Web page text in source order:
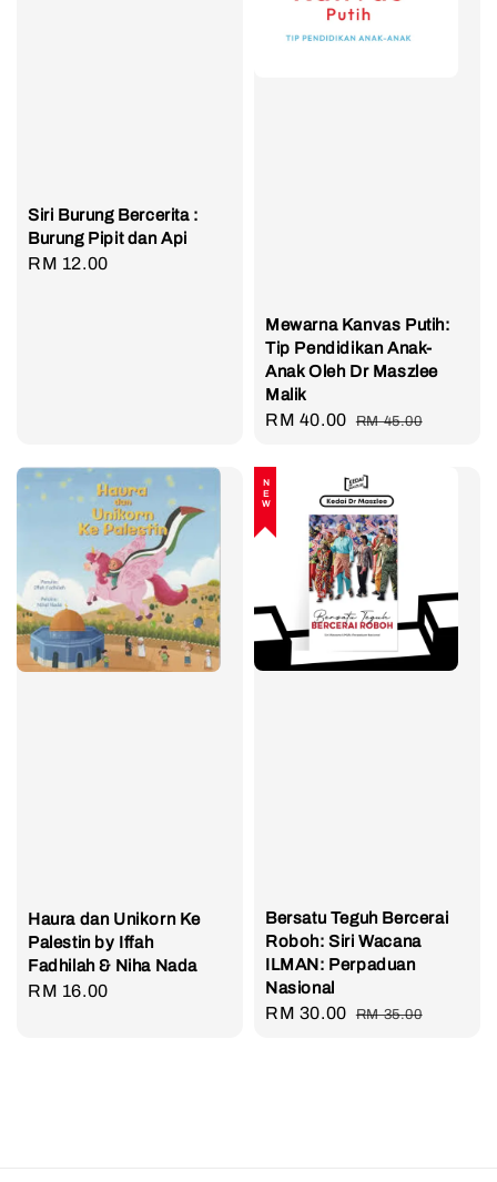
Siri Burung Bercerita :
Burung Pipit dan Api
Regular
RM 12.00
Mewarna Kanvas Putih:
Tip Pendidikan Anak-
Anak Oleh Dr Maszlee
Malik
Sale
RM 40.00 Regular
RM 45.00
Haura dan Unikorn Ke
Palestin by Iffah
Fadhilah & Niha Nada
Regular
RM 16.00
NEW
Bersatu Teguh Bercerai
Roboh: Siri Wacana
ILMAN: Perpaduan
Nasional
Sale
RM 30.00 Regular
RM 35.00